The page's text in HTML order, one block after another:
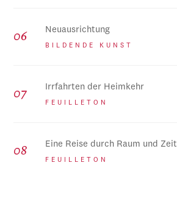
Neuausrichtung
BILDENDE KUNST
Irrfahrten der Heimkehr
FEUILLETON
Eine Reise durch Raum und Zeit
FEUILLETON